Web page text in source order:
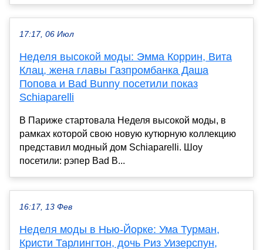
17:17, 06 Июл
Неделя высокой моды: Эмма Коррин, Вита
Клац, жена главы Газпромбанка Даша
Попова и Bad Bunny посетили показ
Schiaparelli
В Париже стартовала Неделя высокой моды, в
рамках которой свою новую кутюрную коллекцию
представил модный дом Schiaparelli. Шоу
посетили: рэпер Bad B...
16:17, 13 Фев
Неделя моды в Нью-Йорке: Ума Турман,
Кристи Тарлингтон, дочь Риз Уизерспун,